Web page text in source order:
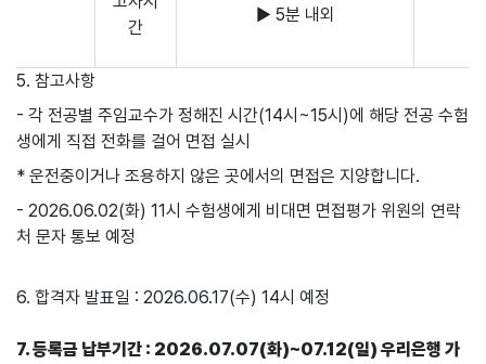
간
▶ 5분 내외
5. 참고사항
- 각 전공별 주임교수가 정해진 시간(14시~15시)에 해당 전공 수험
생에게 직접 전화를 걸어 면접 실시
* 운전중이거나 조용하지 않은 곳에서의 면접은 지양합니다.
- 2026.06.02(화) 11시 수험생에게 비대면 면접평가 위원의 연락
처 문자 통보 예정
6. 합격자 발표일 : 2026.06.17(수) 14시 예정
7. 등록금 납부기간 : 2026.07.07(화)~07.12(일) 우리은행 가